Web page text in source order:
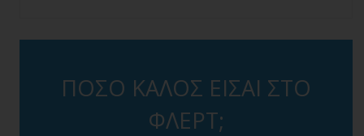
ΠΟΣΟ ΚΑΛΟΣ ΕΙΣΑΙ ΣΤΟ
ΦΛΕΡΤ;